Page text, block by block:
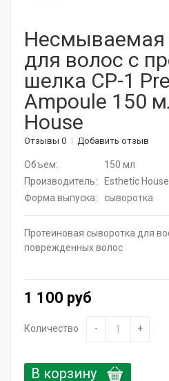
Актуальная косметика для лица
Натуральные растительные
Витамины для волос
Дермароллеры
Расчески
Средства для ресниц
SPA - уход для волос
Средства для укладки
Горящие сроки / Поврежденная
Несмываемая
для волос с
шелка CP-1
Ampoule 150
House
Отзывы 0 Добавить отзыв
Объем:
150 мл
Производитель:
Esthetic
Форма выпуска:
сыворотка
Протеиновая сыворотка для
поврежденных волос
1 100 руб
Количество - +
В корзину